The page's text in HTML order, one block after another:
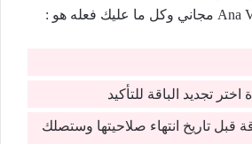
تجديد الباقة للتأكيد
قبل تاريخ انتهاء صلاحيتها وستصلك